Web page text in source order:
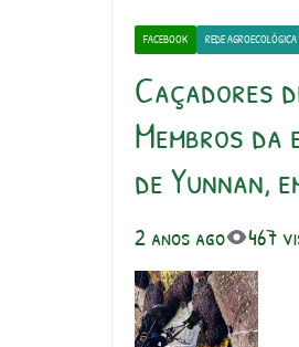
FACEBOOK REDE AGROECOLÓGICA
Caçadores
Membros
de Yunnan,
2 anos ago 467